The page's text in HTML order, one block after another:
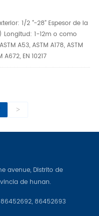
1/2 "-28" Espesor de la
1-12m o como
A53, ASTM A178, ASTM
EN 10217
>
avenue, Distrito de
de hunan.
86452693